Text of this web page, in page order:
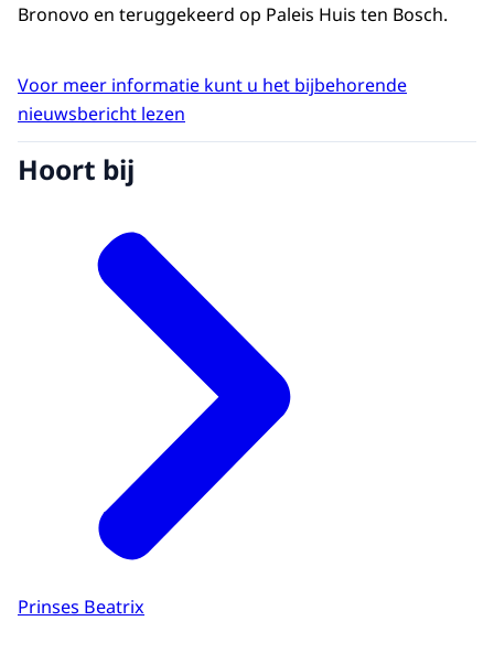
Bronovo en teruggekeerd op Paleis Huis ten Bosch.
Voor meer informatie kunt u het bijbehorende
nieuwsbericht lezen
Hoort bij
Prinses Beatrix